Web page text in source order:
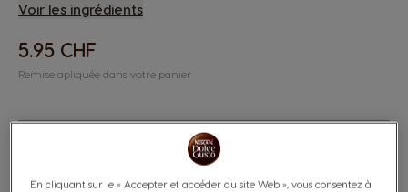
Voir les ingrédients
5.95 CHF
Remise apliquée dans votre panier
En cliquant sur le « Accepter et accéder au site Web », vous consentez à